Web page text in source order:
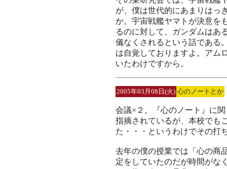
が、僕は世代的にあまりはっ
か。宇宙戦艦ヤマトが決意を
るのに対して、ガンダムはあ
儀なくされるという話である
は自覚しておりますよ。アム
いたわけですから。
2005年03月08日(火) 心のノートとか
会議×２。『心のノート』に
指摘されているが、本校でも
た・・・というわけでその打
去年の僕の授業では「心の商
定をしていたのだが時間がな